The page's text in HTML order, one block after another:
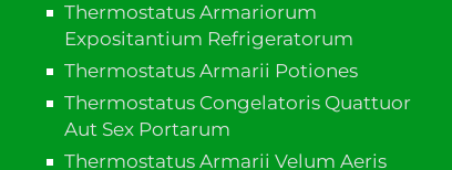
Thermostatus Armariorum
Expositantium Refrigeratorum
Thermostatus Armarii Potiones
Thermostatus Congelatoris Quattuor
Aut Sex Portarum
Thermostatus Armarii Velum Aeris